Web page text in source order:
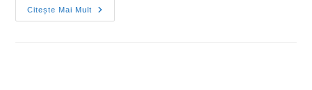
Citește Mai Mult